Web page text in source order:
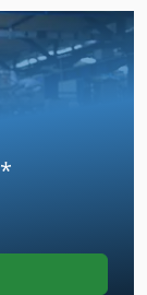
*